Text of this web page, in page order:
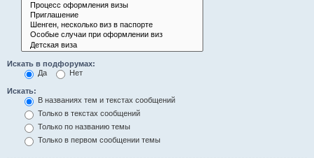
Искать в подфорумах:
Да
Нет
Искать:
В названиях тем и текстах сообщений
Только в текстах сообщений
Только по названию темы
Только в первом сообщении темы